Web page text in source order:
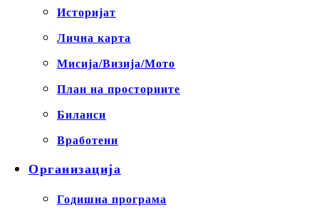
Историјат
Лична карта
Мисија/Визија/Мото
План на просториите
Биланси
Вработени
Организација
Годишна програма